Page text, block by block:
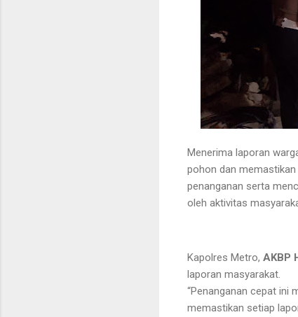
Menerima laporan
pohon dan
penanganan serta
oleh aktivitas
Kapolres Metro, AKBP
laporan masyarakat.
“Penanganan cepat ini
memastikan setiap